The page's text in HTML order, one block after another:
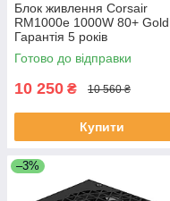
Блок живлення Corsair
RM1000e 1000W 80+ Gold ,
Гарантія 5 років
Готово до відправки
10 250 ₴ 10 560 ₴
Купити
–3%